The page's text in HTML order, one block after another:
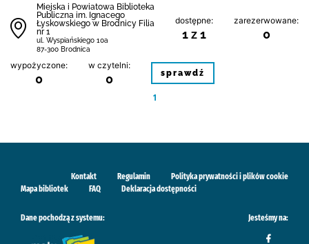
Miejska i Powiatowa Biblioteka
Publiczna im. Ignacego
Łyskowskiego w Brodnicy Filia
nr 1
ul. Wyspiańskiego 10a
87-300 Brodnica
dostępne:
1 z 1
zarezerwowane:
0
wypożyczone:
0
w czytelni:
0 sprawdź
1
Kontakt Regulamin
Polityka prywatności i plików cookie
Mapa bibliotek
FAQ Deklaracja dostępności
Dane pochodzą z systemu: Jesteśmy na: